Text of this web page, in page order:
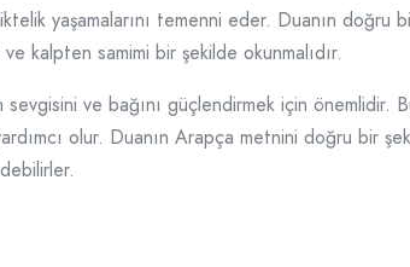
yaşamalarını temenni eder. Duanın doğru
kalpten samimi bir şekilde okunmalıdır.
ve bağını güçlendirmek için önemlidir.
olur. Duanın Arapça metnini doğru bir